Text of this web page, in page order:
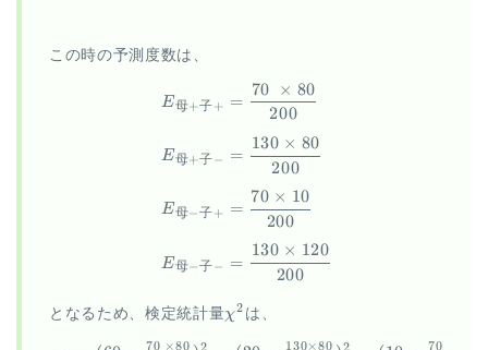
この時の予測度数は、
\begin{aligned} E_{母+子
E母+子+
E母+子−
E母−子+
E母−子−
=
200
70 × 80
=
200
130 × 80
=
200
70 × 10
=
200
130 × 120
となるため、検定統計量\chi^2
χ2 は、
70 ×80 2 130×80 2 70